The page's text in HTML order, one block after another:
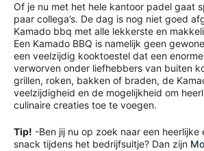
Of je nu met het hele kantoor padel gaat
paar collega’s. De dag is nog niet goed
Kamado bbq met alle lekkerste en
Een Kamado BBQ is namelijk geen
een veelzijdig kooktoestel dat een
verworven onder liefhebbers van buiten
grillen, roken, bakken of braden, de
veelzijdigheid en de mogelijkheid om
culinaire creaties toe te voegen.
Tip! -Ben jij nu op zoek naar een heerlijke
snack tijdens het bedrijfsuitje? Dan zijn